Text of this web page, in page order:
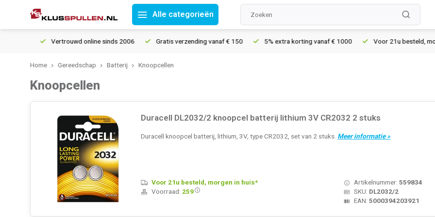
Alle categorieën
Vertrouwd online sinds 2006 Gratis verzending vanaf € 150 5% extra korting vanaf € 1000 Voor 21u besteld, morgen in huis*
Home Gereedschap Batterij Knoopcellen
Knoopcellen
Duracell DL2032/2 knoopcel batterij lithium 3V CR2032 2 stuks
Duracell knoopcel batterij, lithium, 3V, type CR2032, set van 2 stuks. Meer informatie »
Artikelnummer:559834
SKU: DL2032/2
EAN:5000394203921
Voor 21u besteld, morgen in huis*
Voorraad: 259